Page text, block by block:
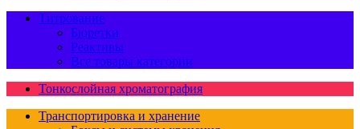
Титрование
Бюретки
Реактивы
Все товары категории
Тонкослойная хроматография
Транспортировка и хранение